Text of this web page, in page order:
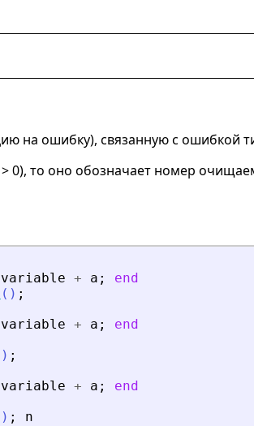
на ошибку), связанную с ошибкой
> 0), то оно обозначает номер
+ a ;
end
( ) ;
+ a ;
end
) ;
+ a ;
end
) ;
n